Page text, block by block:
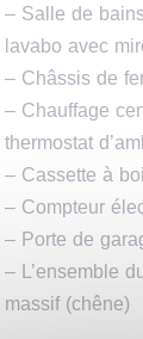
– Salle de
lavabo avec
– Châssis de
– Chauffage
thermostat
– Cassette à
– Compteur
– Porte de
– L’ensemble
massif (chêne)